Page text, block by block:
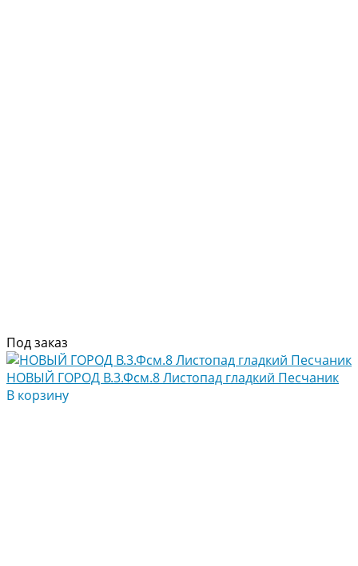
Под заказ
НОВЫЙ ГОРОД В.3.Фсм.8 Листопад гладкий Песчаник
В корзину